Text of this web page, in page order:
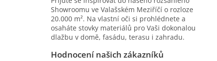
Showroomu ve Valašském Meziříčí o rozloze
20.000 m². Na vlastní oči si prohlédnete a
osaháte stovky materiálů pro Vaši dokonalou
dlažbu v domě, fasádu, terasu i zahradu.
Hodnocení našich zákazníků